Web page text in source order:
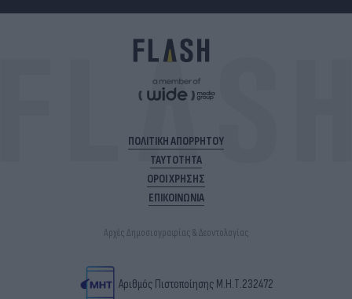
ΠΟΛΙΤΙΚΗ ΑΠΟΡΡΗΤΟΥ
ΤΑΥΤΟΤΗΤΑ
ΟΡΟΙ ΧΡΗΣΗΣ
ΕΠΙΚΟΙΝΩΝΙΑ
Αρχές Δημοσιογραφίας & Δεοντολογίας
Αριθμός Πιστοποίησης Μ.Η.Τ.232472